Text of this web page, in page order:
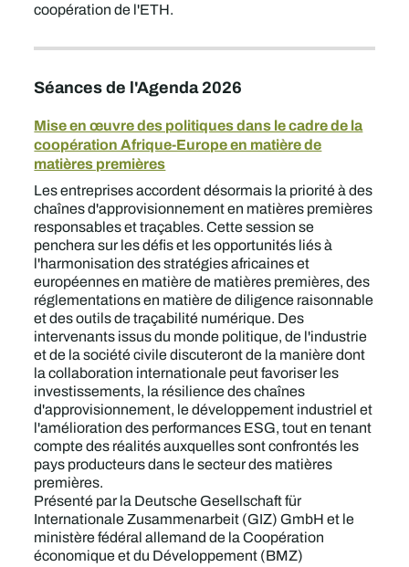
coopération de l'ETH.
Séances de l'Agenda 2026
Mise en œuvre des politiques dans le cadre de la
coopération Afrique-Europe en matière de
matières premières
Les entreprises accordent désormais la priorité à des
chaînes d'approvisionnement en matières premières
responsables et traçables. Cette session se
penchera sur les défis et les opportunités liés à
l'harmonisation des stratégies africaines et
européennes en matière de matières premières, des
réglementations en matière de diligence raisonnable
et des outils de traçabilité numérique. Des
intervenants issus du monde politique, de l'industrie
et de la société civile discuteront de la manière dont
la collaboration internationale peut favoriser les
investissements, la résilience des chaînes
d'approvisionnement, le développement industriel et
l'amélioration des performances ESG, tout en tenant
compte des réalités auxquelles sont confrontés les
pays producteurs dans le secteur des matières
premières.
Présenté par la Deutsche Gesellschaft für
Internationale Zusammenarbeit (GIZ) GmbH et le
ministère fédéral allemand de la Coopération
économique et du Développement (BMZ)